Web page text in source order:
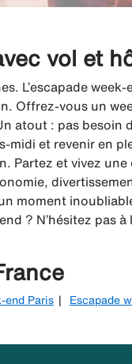
vol et
L’escapade
Offrez-vous un
atout : pas besoin
midi et revenir en
Partez et vivez
moment
? N’hésitez pas
end Paris Escapade